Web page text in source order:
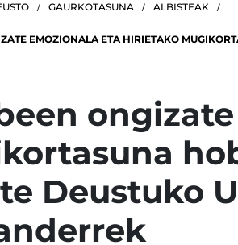
GAURKOTASUNA ALBISTEAK
EMOZIONALA ETA HIRIETAKO
Deustuko